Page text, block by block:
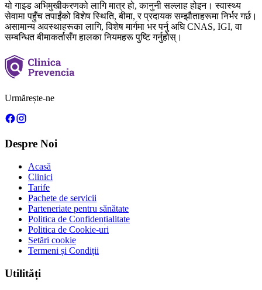
यो गाइड अभिमुखीकरणको लागि मात्र हो, कानुनी सल्लाह होइन। स्वास्थ्य
सेवामा पहुँच तपाईंको विशेष स्थिति, बीमा, र प्रदायक सम्झौताहरूमा निर्भर गर्छ।
असामान्य अवस्थाहरूका लागि, विशेष मार्गमा भर पर्नु अघि CNAS, IGI, वा
सम्बन्धित बीमाकर्तासँग हालका नियमहरू पुष्टि गर्नुहोस्।
Urmărește-ne
Despre Noi
Acasă
Clinici
Tarife
Pachete de servicii
Parteneriate pentru sănătate
Politica de Confidențialitate
Politica de Cookie-uri
Setări cookie
Termeni și Condiții
Utilități